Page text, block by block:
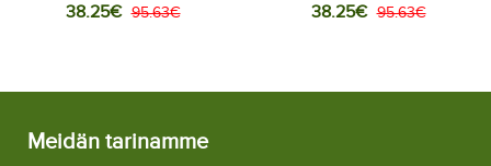
Jalkapallovaatteet Kotipaita
38.25€ 95.63€
Jalkapallovaatteet Vieraspaita
38.25€ 95.63€
Meidän tarinamme